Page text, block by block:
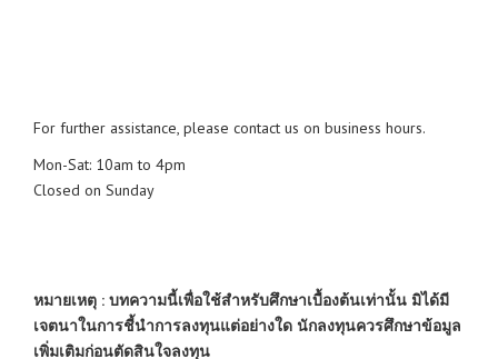
For further assistance, please contact us on business hours.
Mon-Sat: 10am to 4pm
Closed on Sunday
หมายเหตุ : บทความนี้เพื่อใช้สำหรับศึกษาเบื้องต้นเท่านั้น มิได้มี
เจตนาในการชี้นำการลงทุนแต่อย่างใด นักลงทุนควรศึกษาข้อมูล
เพิ่มเติมก่อนตัดสินใจลงทุน